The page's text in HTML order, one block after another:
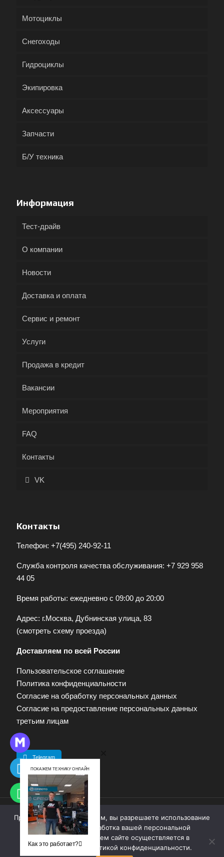
Мотоциклы
Снегоходы
Гидроциклы
Экипировка
Аксессуары
Запчасти
Б/У техника
Информация
Тест-драйв
О компании
Новости
Доставка и оплата
Сервис и ремонт
Услуги
Продажа в кредит
Вакансии
Мероприятия
FAQ
Контакты
VK
Контакты
Телефон: +7(495) 240-92-11
Служба контроля качества обслуживания: +7 929 958
44 05
Время работы: ежедневно с 09:00 до 20:00
Адрес: г.Москва, Дубнинская улица, 83
(смотреть схему проезда)
Доставляем по всей России
Пользовательское соглашение
Политика конфиденциальности
Согласие на обработку персональных данных
Согласие на предоставление персональных данных
третьим лицам
Telegram
© 2009—2025. Квадропарк. Все права защищены.
Материалы, размещенные на сайте, не являются
публичной офертой. Для получения информации
Продолжая работу с сайтом, вы разрешаете использование
cookie-файлов. Обработка вашей персональной
информации на нашем сайте осуществляется в
соответствии с
политикой конфиденциальности.
ПОКАЖЕМ ТЕХНИКУ ОНЛАЙН
Как это работает?